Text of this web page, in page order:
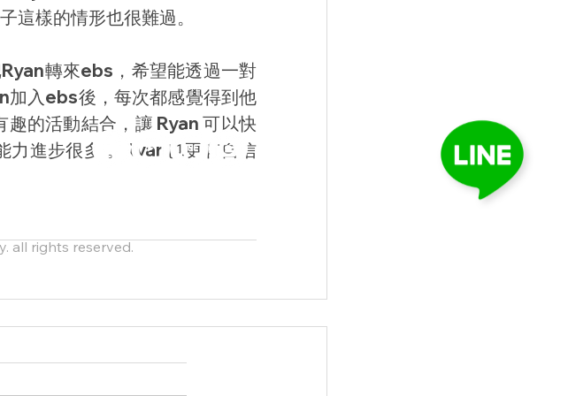
這樣的情形也很難過。
轉來ebs，希望能透過一對
加入ebs後，每次都感覺得到他
的活動結合，讓 Ryan 可以快
進步很多 。Ryan也更有自信
all rights reserved.